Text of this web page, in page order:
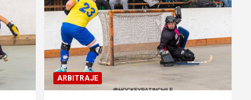
ARBITRAJE